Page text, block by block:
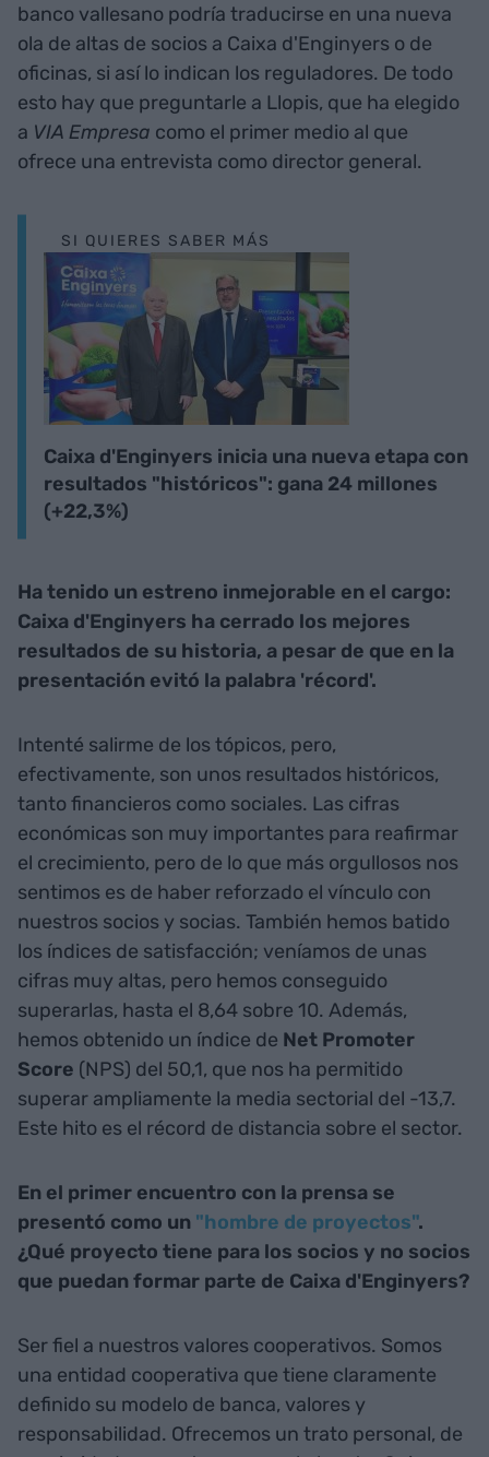
banco vallesano podría traducirse en una nueva
ola de altas de socios a Caixa d'Enginyers o de
oficinas, si así lo indican los reguladores. De todo
esto hay que preguntarle a Llopis, que ha elegido
a VIA Empresa como el primer medio al que
ofrece una entrevista como director general.
SI QUIERES SABER MÁS
Caixa d'Enginyers inicia una nueva etapa con
resultados "históricos": gana 24 millones
(+22,3%)
Ha tenido un estreno inmejorable en el cargo:
Caixa d'Enginyers ha cerrado los mejores
resultados de su historia, a pesar de que en la
presentación evitó la palabra 'récord'.
Intenté salirme de los tópicos, pero,
efectivamente, son unos resultados históricos,
tanto financieros como sociales. Las cifras
económicas son muy importantes para reafirmar
el crecimiento, pero de lo que más orgullosos nos
sentimos es de haber reforzado el vínculo con
nuestros socios y socias. También hemos batido
los índices de satisfacción; veníamos de unas
cifras muy altas, pero hemos conseguido
superarlas, hasta el 8,64 sobre 10. Además,
hemos obtenido un índice de Net Promoter
Score (NPS) del 50,1, que nos ha permitido
superar ampliamente la media sectorial del -13,7.
Este hito es el récord de distancia sobre el sector.
En el primer encuentro con la prensa se
presentó como un "hombre de proyectos".
¿Qué proyecto tiene para los socios y no socios
que puedan formar parte de Caixa d'Enginyers?
Ser fiel a nuestros valores cooperativos. Somos
una entidad cooperativa que tiene claramente
definido su modelo de banca, valores y
responsabilidad. Ofrecemos un trato personal, de